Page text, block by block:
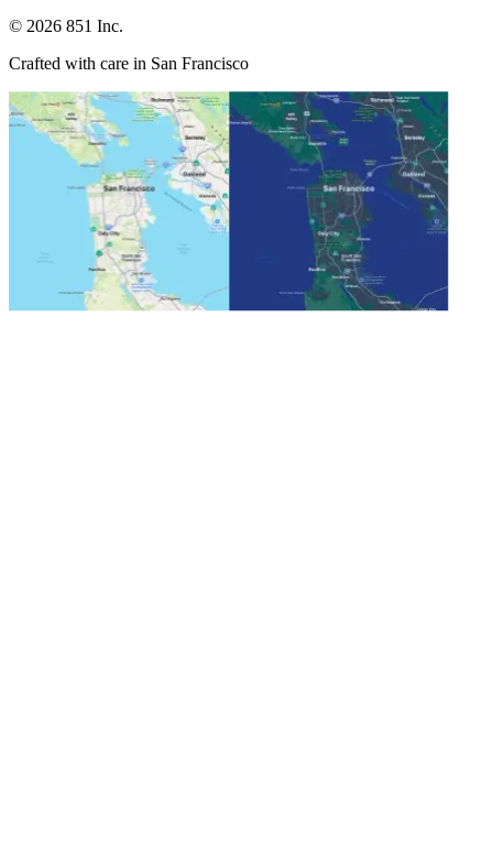
© 2026 851 Inc.
Crafted with care in San Francisco